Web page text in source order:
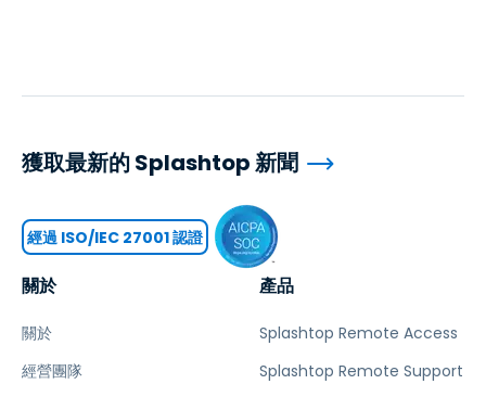
關於
關於
經營團隊
產品
Splashtop Remote Access
Splashtop Remote Support
獲取最新的 Splashtop 新聞
經過 ISO/IEC 27001 認證